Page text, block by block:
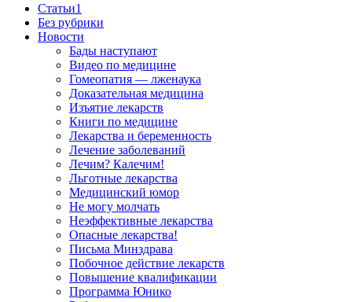
Cтатьи1
Без рубрики
Новости
Бады наступают
Видео по медицине
Гомеопатия — лженаука
Доказательная медицина
Изъятие лекарств
Книги по медицине
Лекарства и беременность
Лечение заболеваний
Лечим? Калечим!
Льготные лекарства
Медицинский юмор
Не могу молчать
Неэффективные лекарства
Опасные лекарства!
Письма Минздрава
Побочное действие лекарств
Повышение квалификации
Программа Юнико